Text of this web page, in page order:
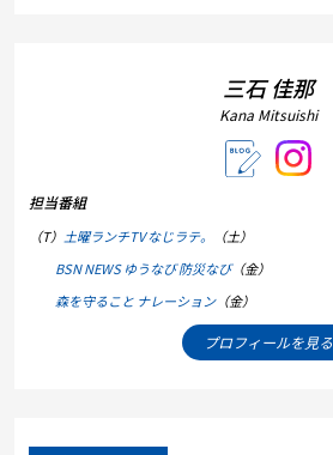
三石 佳那
Kana Mitsuishi
担当番組
（T） 土曜ランチTV なじラテ。
（土）
BSN NEWS ゆうなび 防災なび（金）
森を守ること ナレーション（金）
プロフィールを見る